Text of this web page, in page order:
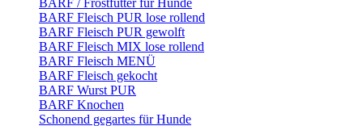
BARF / Frostfutter für Hunde
BARF Fleisch PUR lose rollend
BARF Fleisch PUR gewolft
BARF Fleisch MIX lose rollend
BARF Fleisch MENÜ
BARF Fleisch gekocht
BARF Wurst PUR
BARF Knochen
Schonend gegartes für Hunde